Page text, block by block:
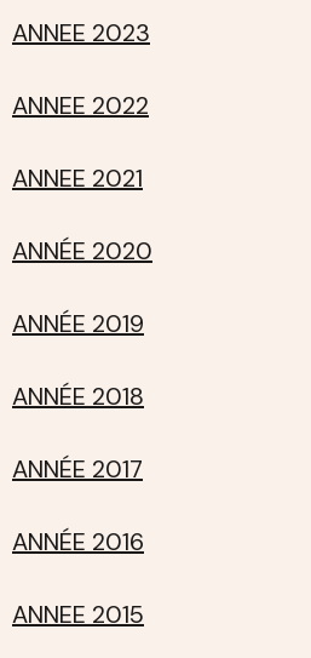
ANNEE 2023
ANNEE 2022
ANNEE 2021
ANNÉE 2020
ANNÉE 2019
ANNÉE 2018
ANNÉE 2017
ANNÉE 2016
ANNEE 2015